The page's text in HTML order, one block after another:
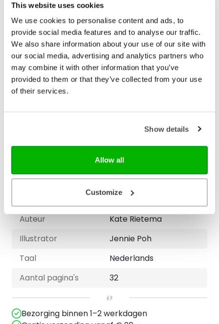
This website uses cookies
We use cookies to personalise content and ads, to
provide social media features and to analyse our traffic.
We also share information about your use of our site with
our social media, advertising and analytics partners who
may combine it with other information that you’ve
provided to them or that they’ve collected from your use
of their services.
Show details
Allow all
Customize
Verwacht
Illustraties
Met illustraties
Uitvoering
Hardback
Hoogte (mm)
232
Lengte (mm)
10
1
Verschijningsdatum
2026-03-16
Auteur
Kate Rietema
Illustrator
Jennie Poh
Taal
Nederlands
Aantal pagina's
32
Bezorging binnen 1–2 werkdagen